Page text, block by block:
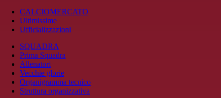
CALCIOMERCATO
Ultimissime
Ufficializzazioni
SQUADRA
Prima Squadra
Allenatori
Vecchie glorie
Organigramma tecnico
Struttura organizzativa